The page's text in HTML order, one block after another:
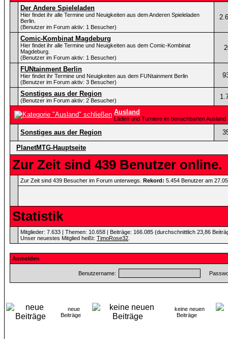
Der Andere Spieleladen
Hier findet ihr alle Termine und Neuigkeiten aus dem Anderen Spieleladen
Berlin.
(Benutzer im Forum aktiv: 1 Besucher)
Comic-Kombinat Magdeburg
Hier findet ihr alle Termine und Neuigkeiten aus dem Comic-Kombinat
Magdeburg.
(Benutzer im Forum aktiv: 1 Besucher)
FUNtainment Berlin
Hier findet ihr Termine und Neuigkeiten aus dem FUNtainment Berlin
(Benutzer im Forum aktiv: 3 Besucher)
Sonstiges aus der Region
(Benutzer im Forum aktiv: 2 Besucher)
Ausland
Läden und Turniere im benachbarten Ausland
Sonstiges aus der Region
PlanetMTG-Hauptseite
Zur Zeit sind 439 Benutzer online.
Zur Zeit sind 439 Besucher im Forum unterwegs. Rekord: 5.454 Benutzer am
Statistik
Mitglieder: 7.633 | Themen: 10.658 | Beiträge: 166.085 (durchschnittlich 23,86
Unser neuestes Mitglied heißt: TimoRose32
Anmelden
Benutzername:
neue
Beiträge
keine neuen
Beiträge